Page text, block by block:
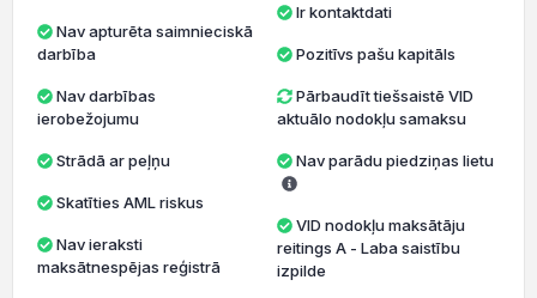
darbība
ierobežojumu
Strādā ar peļņu
Skatīties AML riskus
maksātnespējas reģistrā
Ir kontaktdati
Pozitīvs pašu kapitāls
Pārbaudīt tiešsaistē VID
aktuālo nodokļu samaksu
Nav parādu piedziņas lietu
VID nodokļu maksātāju
reitings A - Laba saistību
izpilde